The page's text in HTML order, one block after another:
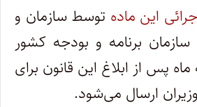
این ماده توسط سازمان و
برنامه و بودجه کشور
پس از ابلاغ این قانون برای
ارسال می‌‏شود.